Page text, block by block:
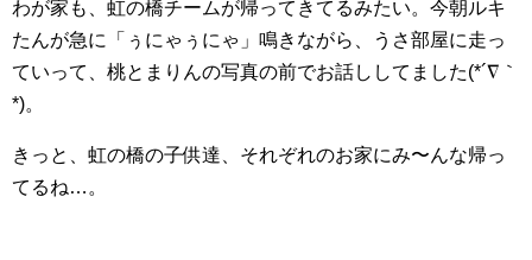
わが家も、虹の橋チームが帰ってきてるみたい。今朝ルキ
たんが急に「ぅにゃぅにゃ」鳴きながら、うさ部屋に走っ
ていって、桃とまりんの写真の前でお話ししてました(*´∇｀
*)。
きっと、虹の橋の子供達、それぞれのお家にみ〜んな帰っ
てるね…。